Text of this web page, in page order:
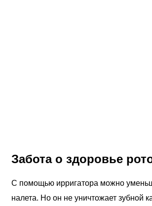
Забота о здоровье
С помощью ирригатора можно
налета. Но он не уничтожает зубной